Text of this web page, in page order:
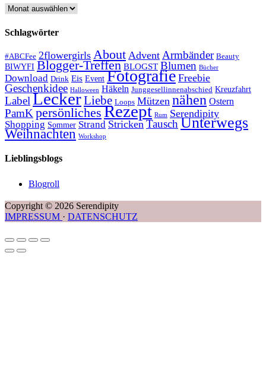
Archive
Schlagwörter
#ABCFee 2flowergirls About Advent Armbänder Beauty
BIWYFI Blogger-Treffen BLOGST Blumen Bücher
Download Drink Eis Event Fotografie Freebie
Geschenkidee Halloween Häkeln Junggesellinnenabschied Kreuzfahrt
Label LeckerLiebe Loops Mützen nähen Ostern
PamK persönliches Rezept Rum Serendipity
Shopping Sommer Strand Stricken Tausch Unterwegs
Weihnachten Workshop
Lieblingsblogs
Blogroll
Copyright © 2026 Serendipity
IMPRESSUM · DATENSCHUTZ